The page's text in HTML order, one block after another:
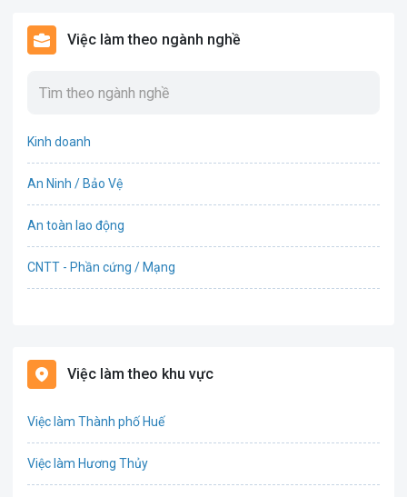
Việc làm theo ngành nghề
Kinh doanh
An Ninh / Bảo Vệ
An toàn lao động
CNTT - Phần cứng / Mạng
Bất động sản
Việc làm theo khu vực
Việc làm Thành phố Huế
Việc làm Hương Thủy